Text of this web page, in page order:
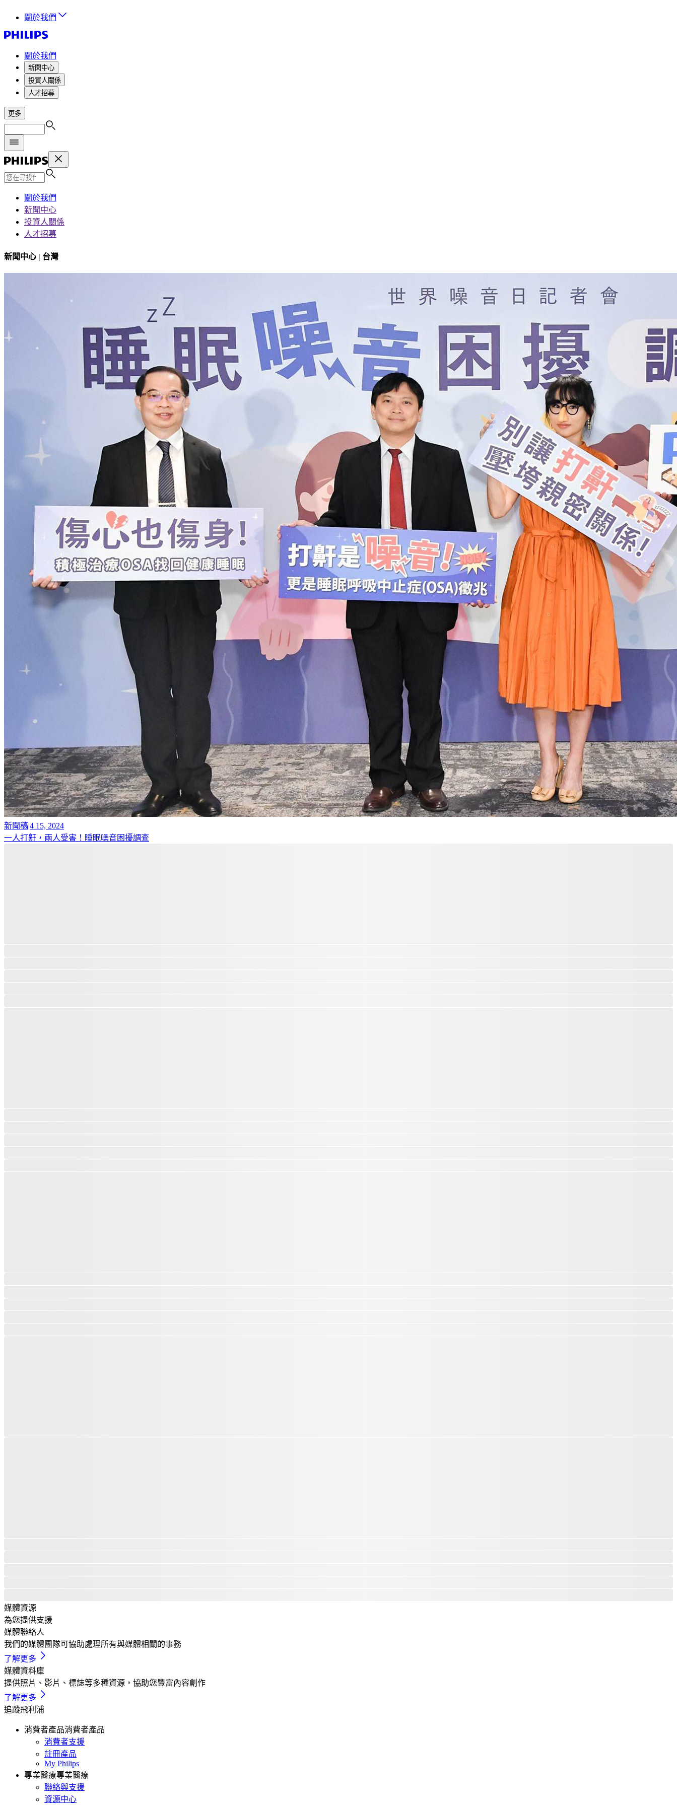
關於我們
關於我們
新聞中心
投資人關係
人才招募
更多
關於我們
新聞中心
投資人關係
人才招募
新聞中心 | 台灣
新聞稿|4 15, 2024
一人打鼾，兩人受害！睡眠噪音困擾調查
媒體資源
為您提供支援
媒體聯絡人
我們的媒體團隊可協助處理所有與媒體相關的事務
了解更多
媒體資料庫
提供照片、影片、標誌等多種資源，協助您豐富內容創作
了解更多
追蹤飛利浦
消費者產品消費者產品
消費者支援
註冊產品
My Philips
專業醫療專業醫療
聯絡與支援
資源中心